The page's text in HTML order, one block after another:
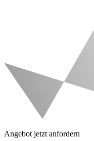
Angebot jetzt anfordern